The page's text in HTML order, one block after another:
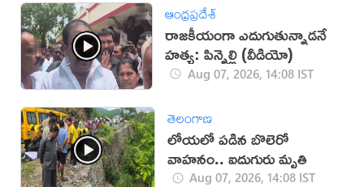
ఆంధ్రప్రదేశ్
రాజకీయంగా ఎదుగుతున్నాడనే
హత్య: పిన్నెల్లి (వీడియో)
Aug 07, 2026, 14:08 IST
తెలంగాణ
లోయలో పడిన బొలెరో
వాహనం.. ఐదుగురు మృతి
Aug 07, 2026, 14:08 IST